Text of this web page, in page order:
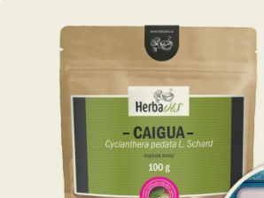
je
5,0
z
hvězdiček.